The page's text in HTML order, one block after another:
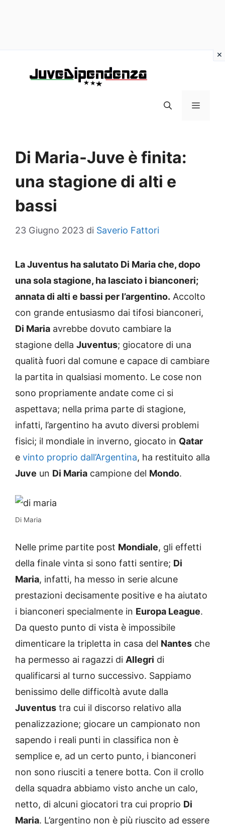
MENU
Di Maria-Juve è finita:
una stagione di alti e
bassi
23 Giugno 2023 di Saverio Fattori
La Juventus ha salutato Di Maria che, dopo
una sola stagione, ha lasciato i bianconeri;
annata di alti e bassi per l’argentino. Accolto
con grande entusiasmo dai tifosi bianconeri,
Di Maria avrebbe dovuto cambiare la
stagione della Juventus; giocatore di una
qualità fuori dal comune e capace di cambiare
la partita in qualsiasi momento. Le cose non
sono propriamente andate come ci si
aspettava; nella prima parte di stagione,
infatti, l’argentino ha avuto diversi problemi
fisici; il mondiale in inverno, giocato in Qatar
e vinto proprio dall’Argentina, ha restituito alla
Juve un Di Maria campione del Mondo.
Di Maria
Nelle prime partite post Mondiale, gli effetti
della finale vinta si sono fatti sentire; Di
Maria, infatti, ha messo in serie alcune
prestazioni decisamente positive e ha aiutato
i bianconeri specialmente in Europa League.
Da questo punto di vista è impossibile
dimenticare la tripletta in casa del Nantes che
ha permesso ai ragazzi di Allegri di
qualificarsi al turno successivo. Sappiamo
benissimo delle difficoltà avute dalla
Juventus tra cui il discorso relativo alla
penalizzazione; giocare un campionato non
sapendo i reali punti in classifica non è
semplice e, ad un certo punto, i bianconeri
non sono riusciti a tenere botta. Con il crollo
della squadra abbiamo visto anche un calo,
netto, di alcuni giocatori tra cui proprio Di
Maria. L’argentino non è più riuscito ad essere